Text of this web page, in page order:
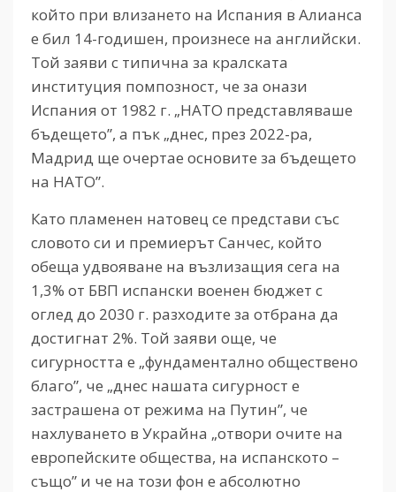
който при влизането на Испания в Алианса
е бил 14-годишен, произнесе на английски.
Той заяви с типична за кралската
институция помпозност, че за онази
Испания от 1982 г. „НАТО представляваше
бъдещето”, а пък „днес, през 2022-ра,
Мадрид ще очертае основите за бъдещето
на НАТО”.
Като пламенен натовец се представи със
словото си и премиерът Санчес, който
обеща удвояване на възлизащия сега на
1,3% от БВП испански военен бюджет с
оглед до 2030 г. разходите за отбрана да
достигнат 2%. Той заяви още, че
сигурността е „фундаментално обществено
благо”, че „днес нашата сигурност е
застрашена от режима на Путин”, че
нахлуването в Украйна „отвори очите на
европейските общества, на испанското –
също” и че на този фон е абсолютно